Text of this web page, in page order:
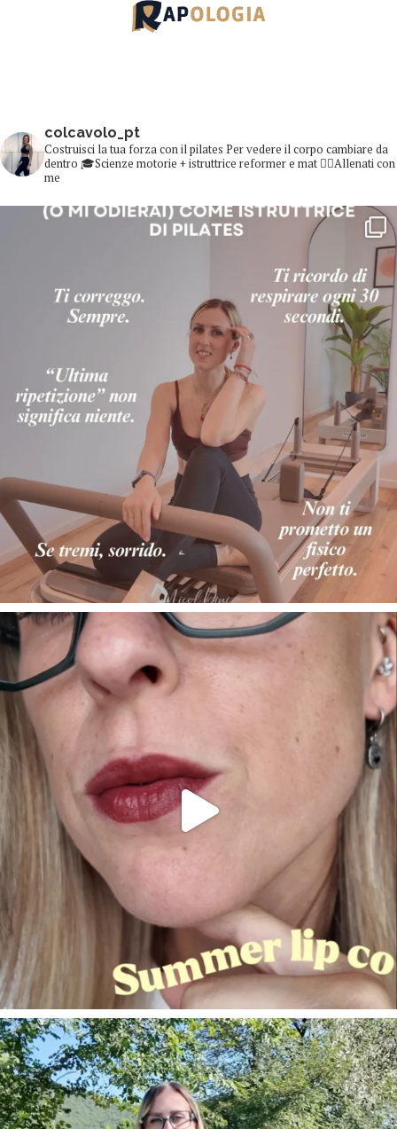
colcavolo_pt
Costruisci la tua forza con il pilates Per vedere il corpo cambiare da
dentro 🎓Scienze motorie + istruttrice reformer e mat 👇🏻Allenati con
me